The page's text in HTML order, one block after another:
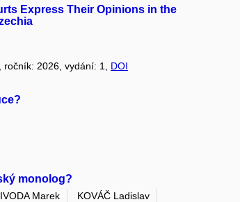
Express Their Opinions in the
ročník: 2026, vydání: 1, DOI
monolog?
Marek
KOVÁČ Ladislav